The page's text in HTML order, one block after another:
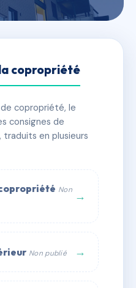
🏗 2 bâtiment(s)
copropriété
copropriété, le
consignes de
en plusieurs
Non →
Non publié →